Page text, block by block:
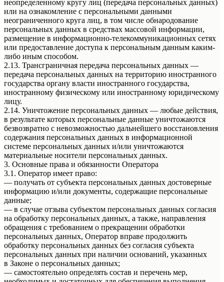
неопределенному кругу лиц (передача персональных данных)
или на ознакомление с персональными данными
неограниченного круга лиц, в том числе обнародование
персональных данных в средствах массовой информации,
размещение в информационно-телекоммуникационных сетях
или предоставление доступа к персональным данным каким-
либо иным способом.
2.13. Трансграничная передача персональных данных —
передача персональных данных на территорию иностранного
государства органу власти иностранного государства,
иностранному физическому или иностранному юридическому
лицу.
2.14. Уничтожение персональных данных — любые действия,
в результате которых персональные данные уничтожаются
безвозвратно с невозможностью дальнейшего восстановления
содержания персональных данных в информационной
системе персональных данных и/или уничтожаются
материальные носители персональных данных.
3. Основные права и обязанности Оператора
3.1. Оператор имеет право:
— получать от субъекта персональных данных достоверные
информацию и/или документы, содержащие персональные
данные;
— в случае отзыва субъектом персональных данных согласия
на обработку персональных данных, а также, направления
обращения с требованием о прекращении обработки
персональных данных, Оператор вправе продолжить
обработку персональных данных без согласия субъекта
персональных данных при наличии оснований, указанных
в Законе о персональных данных;
— самостоятельно определять состав и перечень мер,